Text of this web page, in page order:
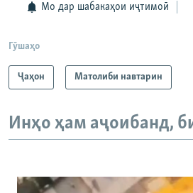
Мо дар шабакаҳои иҷтимоӣ
Гӯшаҳо
Ҷаҳон Матолиби навтарин
Инҳо ҳам аҷоибанд,